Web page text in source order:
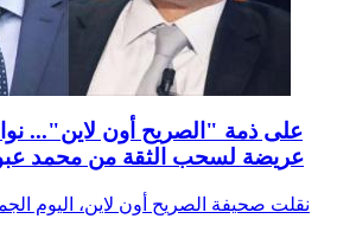
على ذمة "الصريح أون لاين"...
عريضة لسحب الثقة من محمد